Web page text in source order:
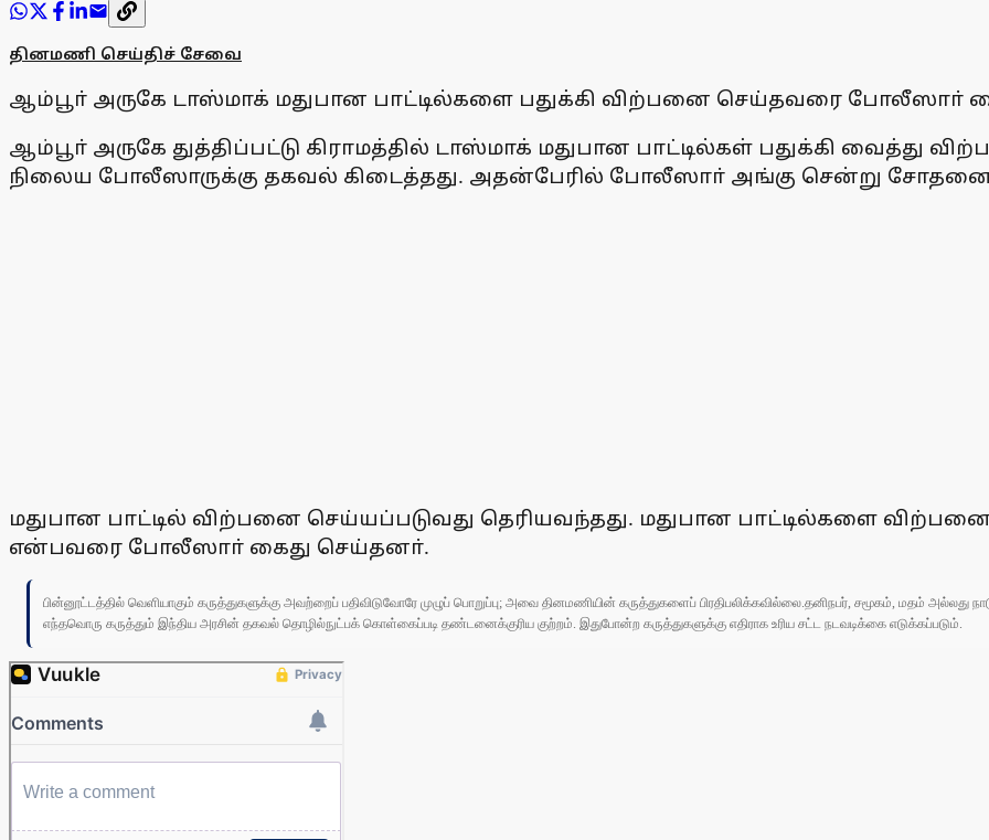
தினமணி செய்திச் சேவை
ஆம்பூா் அருகே டாஸ்மாக் மதுபான பாட்டில்களை பதுக்கி விற்பனை செய்தவரை போலீஸாா்
ஆம்பூா் அருகே துத்திப்பட்டு கிராமத்தில் டாஸ்மாக் மதுபான பாட்டில்கள் பதுக்கி வைத்து
நிலைய போலீஸாருக்கு தகவல் கிடைத்தது. அதன்பேரில் போலீஸாா் அங்கு சென்று சோதனை
மதுபான பாட்டில் விற்பனை செய்யப்படுவது தெரியவந்தது. மதுபான பாட்டில்களை
என்பவரை போலீஸாா் கைது செய்தனா்.
பின்னூட்டத்தில் வெளியாகும் கருத்துகளுக்கு அவற்றைப் பதிவிடுவோரே முழுப் பொறுப்பு; அவை தினமணியின் கருத்துகளைப் பிரதிபலிக்கவில்லை.தனிநபர், சமூகம், மதம் அல்லது
எந்தவொரு கருத்தும் இந்திய அரசின் தகவல் தொழில்நுட்பக் கொள்கைப்படி தண்டனைக்குரிய குற்றம். இதுபோன்ற கருத்துகளுக்கு எதிராக உரிய சட்ட நடவடிக்கை எடுக்கப்படும்.